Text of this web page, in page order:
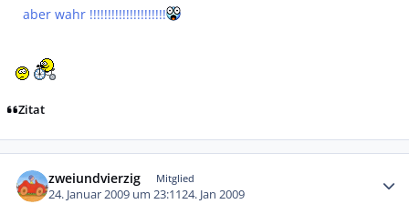
aber wahr !!!!!!!!!!!!!!!!!!!!!
Zitat
zweiundvierzig Mitglied
24. Januar 2009 um 23:1124. Jan 2009